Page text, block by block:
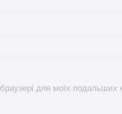
для моїх подальших